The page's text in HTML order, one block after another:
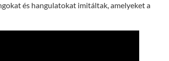
és hangulatokat imitáltak, amelyeket a